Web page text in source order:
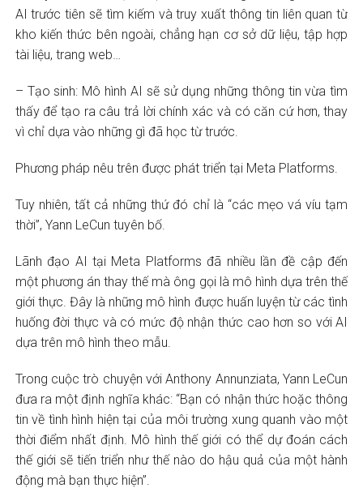
AI trước tiên sẽ tìm kiếm và truy xuất thông tin liên quan từ
kho kiến thức bên ngoài, chẳng hạn cơ sở dữ liệu, tập hợp
tài liệu, trang web…
– Tạo sinh: Mô hình AI sẽ sử dụng những thông tin vừa tìm
thấy để tạo ra câu trả lời chính xác và có căn cứ hơn, thay
vì chỉ dựa vào những gì đã học từ trước.
Phương pháp nêu trên được phát triển tại Meta Platforms.
Tuy nhiên, tất cả những thứ đó chỉ là “các mẹo vá víu tạm
thời”, Yann LeCun tuyên bố.
Lãnh đạo AI tại Meta Platforms đã nhiều lần đề cập đến
một phương án thay thế mà ông gọi là mô hình dựa trên thế
giới thực. Đây là những mô hình được huấn luyện từ các tình
huống đời thực và có mức độ nhận thức cao hơn so với AI
dựa trên mô hình theo mẫu.
Trong cuộc trò chuyện với Anthony Annunziata, Yann LeCun
đưa ra một định nghĩa khác: “Bạn có nhận thức hoặc thông
tin về tình hình hiện tại của môi trường xung quanh vào một
thời điểm nhất định. Mô hình thế giới có thể dự đoán cách
thế giới sẽ tiến triển như thế nào do hậu quả của một hành
động mà bạn thực hiện”.